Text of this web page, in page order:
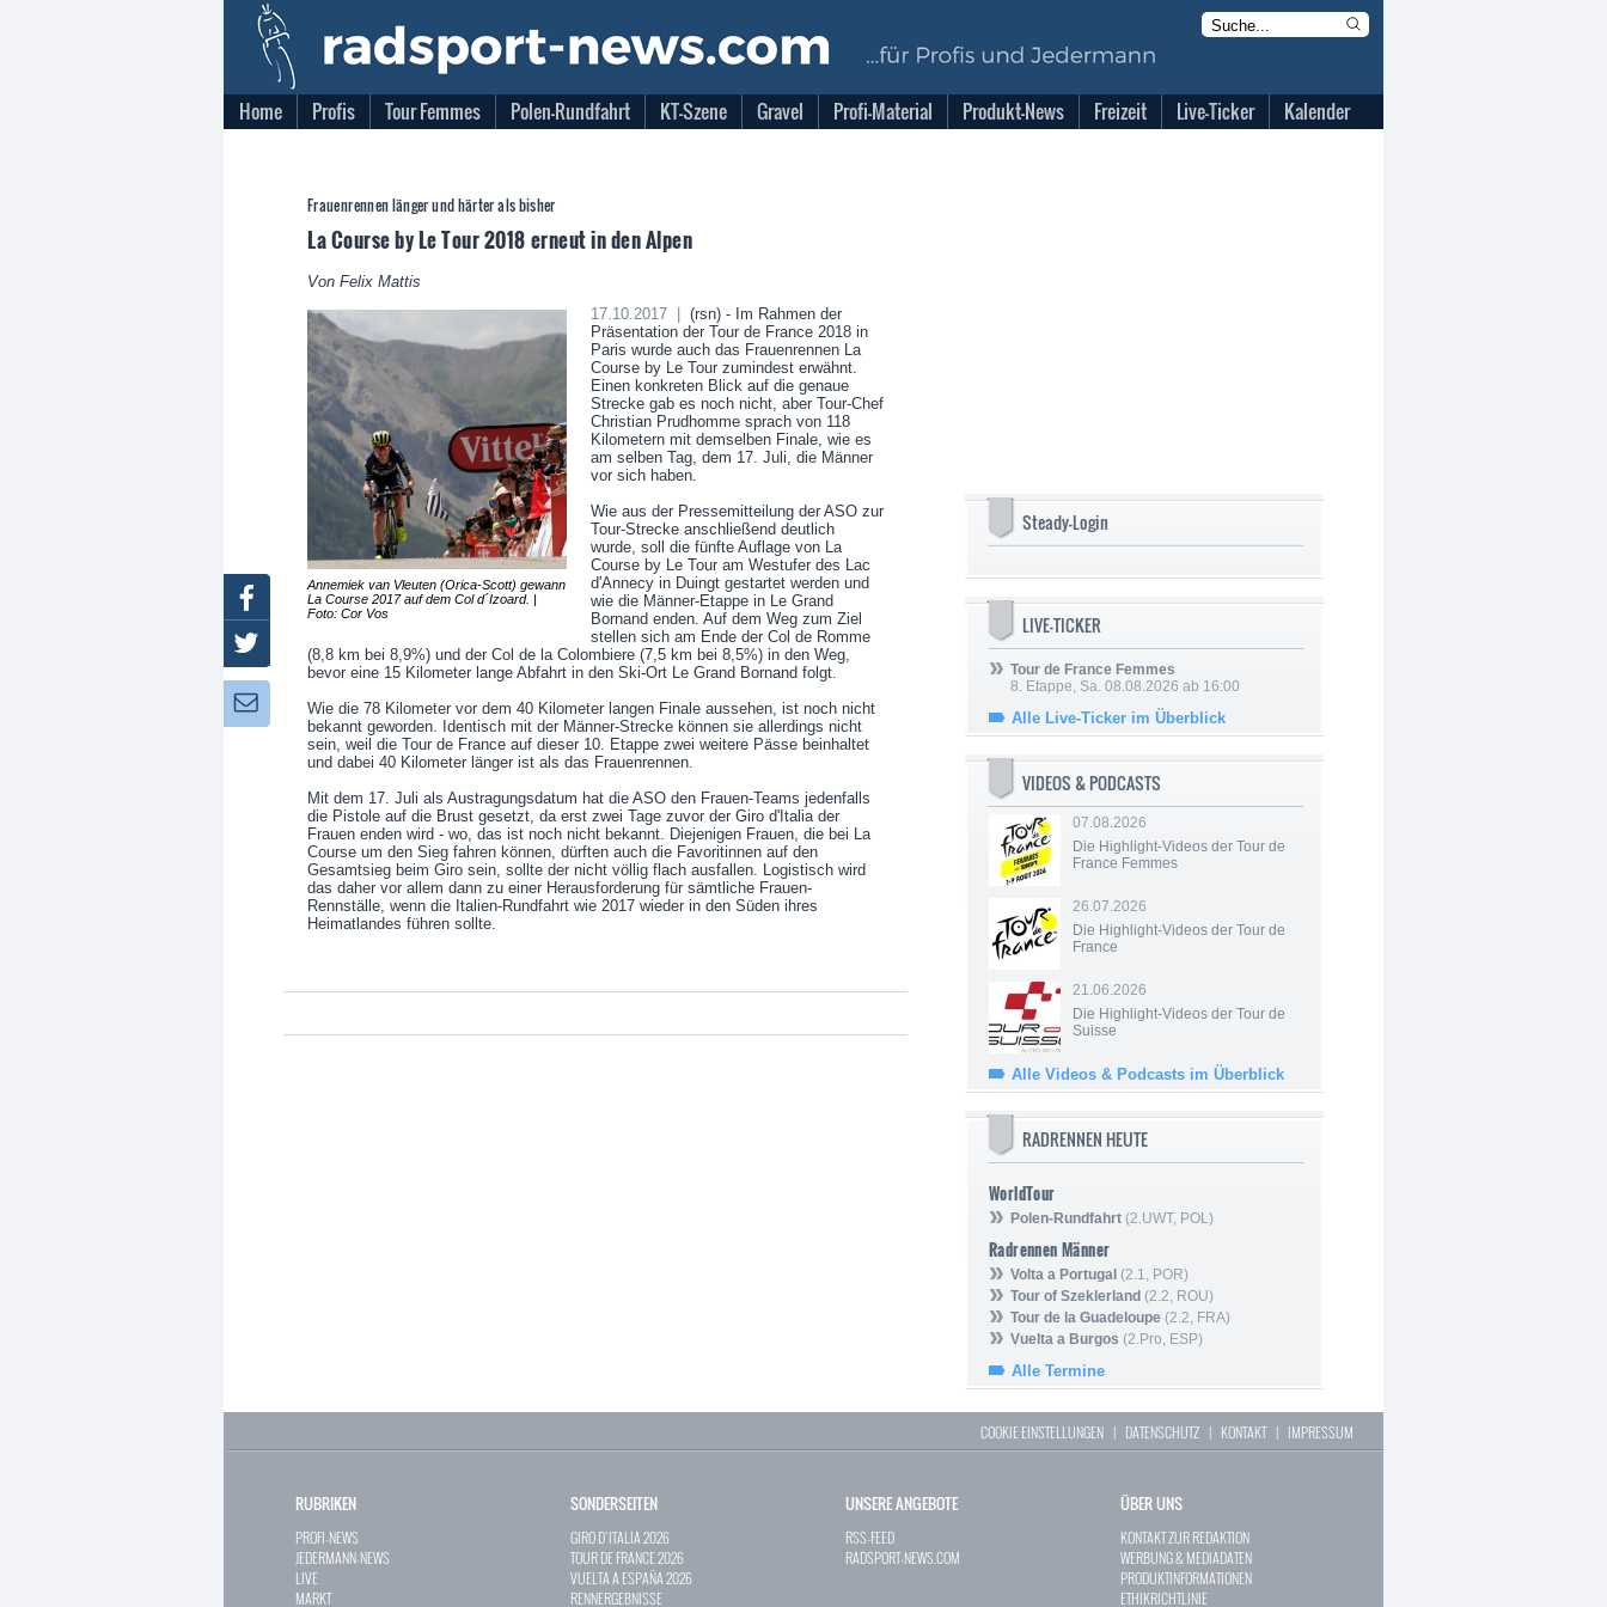
Home Profis Tour Femmes Polen-Rundfahrt KT-Szene Gravel Profi-Material Produkt-News Freizeit Live-Ticker Kalender
Frauenrennen länger und härter als bisher
La Course by Le Tour 2018 erneut in den Alpen
Von Felix Mattis
Annemiek van Vleuten (Orica-Scott) gewann
La Course 2017 auf dem Col d´Izoard. |
Foto: Cor Vos
17.10.2017 |
(rsn) - Im Rahmen der
Präsentation der Tour de France 2018 in
Paris wurde auch das Frauenrennen La
Course by Le Tour zumindest erwähnt.
Einen konkreten Blick auf die genaue
Strecke gab es noch nicht, aber Tour-Chef
Christian Prudhomme sprach von 118
Kilometern mit demselben Finale, wie es
am selben Tag, dem 17. Juli, die Männer
vor sich haben.
Wie aus der Pressemitteilung der ASO zur
Tour-Strecke anschließend deutlich
wurde, soll die fünfte Auflage von La
Course by Le Tour am Westufer des Lac
d'Annecy in Duingt gestartet werden und
wie die Männer-Etappe in Le Grand
Bornand enden. Auf dem Weg zum Ziel
stellen sich am Ende der Col de Romme
(8,8 km bei 8,9%) und der Col de la Colombiere (7,5 km bei 8,5%) in den Weg,
bevor eine 15 Kilometer lange Abfahrt in den Ski-Ort Le Grand Bornand folgt.
Wie die 78 Kilometer vor dem 40 Kilometer langen Finale aussehen, ist noch nicht
bekannt geworden. Identisch mit der Männer-Strecke können sie allerdings nicht
sein, weil die Tour de France auf dieser 10. Etappe zwei weitere Pässe beinhaltet
und dabei 40 Kilometer länger ist als das Frauenrennen.
Mit dem 17. Juli als Austragungsdatum hat die ASO den Frauen-Teams jedenfalls
die Pistole auf die Brust gesetzt, da erst zwei Tage zuvor der Giro d'Italia der
Frauen enden wird - wo, das ist noch nicht bekannt. Diejenigen Frauen, die bei La
Course um den Sieg fahren können, dürften auch die Favoritinnen auf den
Gesamtsieg beim Giro sein, sollte der nicht völlig flach ausfallen. Logistisch wird
das daher vor allem dann zu einer Herausforderung für sämtliche Frauen-
Rennställe, wenn die Italien-Rundfahrt wie 2017 wieder in den Süden ihres
Heimatlandes führen sollte.
Steady-Login
LIVE-TICKER
Tour de France Femmes
8. Etappe, Sa. 08.08.2026 ab 16:00
Alle Live-Ticker im Überblick
VIDEOS & PODCASTS
07.08.2026
Die Highlight-Videos der Tour de
France Femmes
26.07.2026
Die Highlight-Videos der Tour de
France
21.06.2026
Die Highlight-Videos der Tour de
Suisse
Alle Videos & Podcasts im Überblick
RADRENNEN HEUTE
WorldTour
Polen-Rundfahrt (2.UWT, POL)
Radrennen Männer
Volta a Portugal (2.1, POR)
Tour of Szeklerland (2.2, ROU)
Tour de la Guadeloupe (2.2, FRA)
Vuelta a Burgos (2.Pro, ESP)
Alle Termine
Facebook
Twitter
Newsletter:
COOKIE EINSTELLUNGEN | DATENSCHUTZ | KONTAKT| IMPRESSUM
RUBRIKEN
PROFI-NEWS
JEDERMANN-NEWS
LIVE
MARKT
SONDERSEITEN
GIRO D`ITALIA 2026
TOUR DE FRANCE 2026
VUELTA A ESPAÑA 2026
RENNERGEBNISSE
UNSERE ANGEBOTE
RSS-FEED
RADSPORT-NEWS.COM
ÜBER UNS
KONTAKT ZUR REDAKTION
WERBUNG & MEDIADATEN
PRODUKTINFORMATIONEN
ETHIKRICHTLINIE